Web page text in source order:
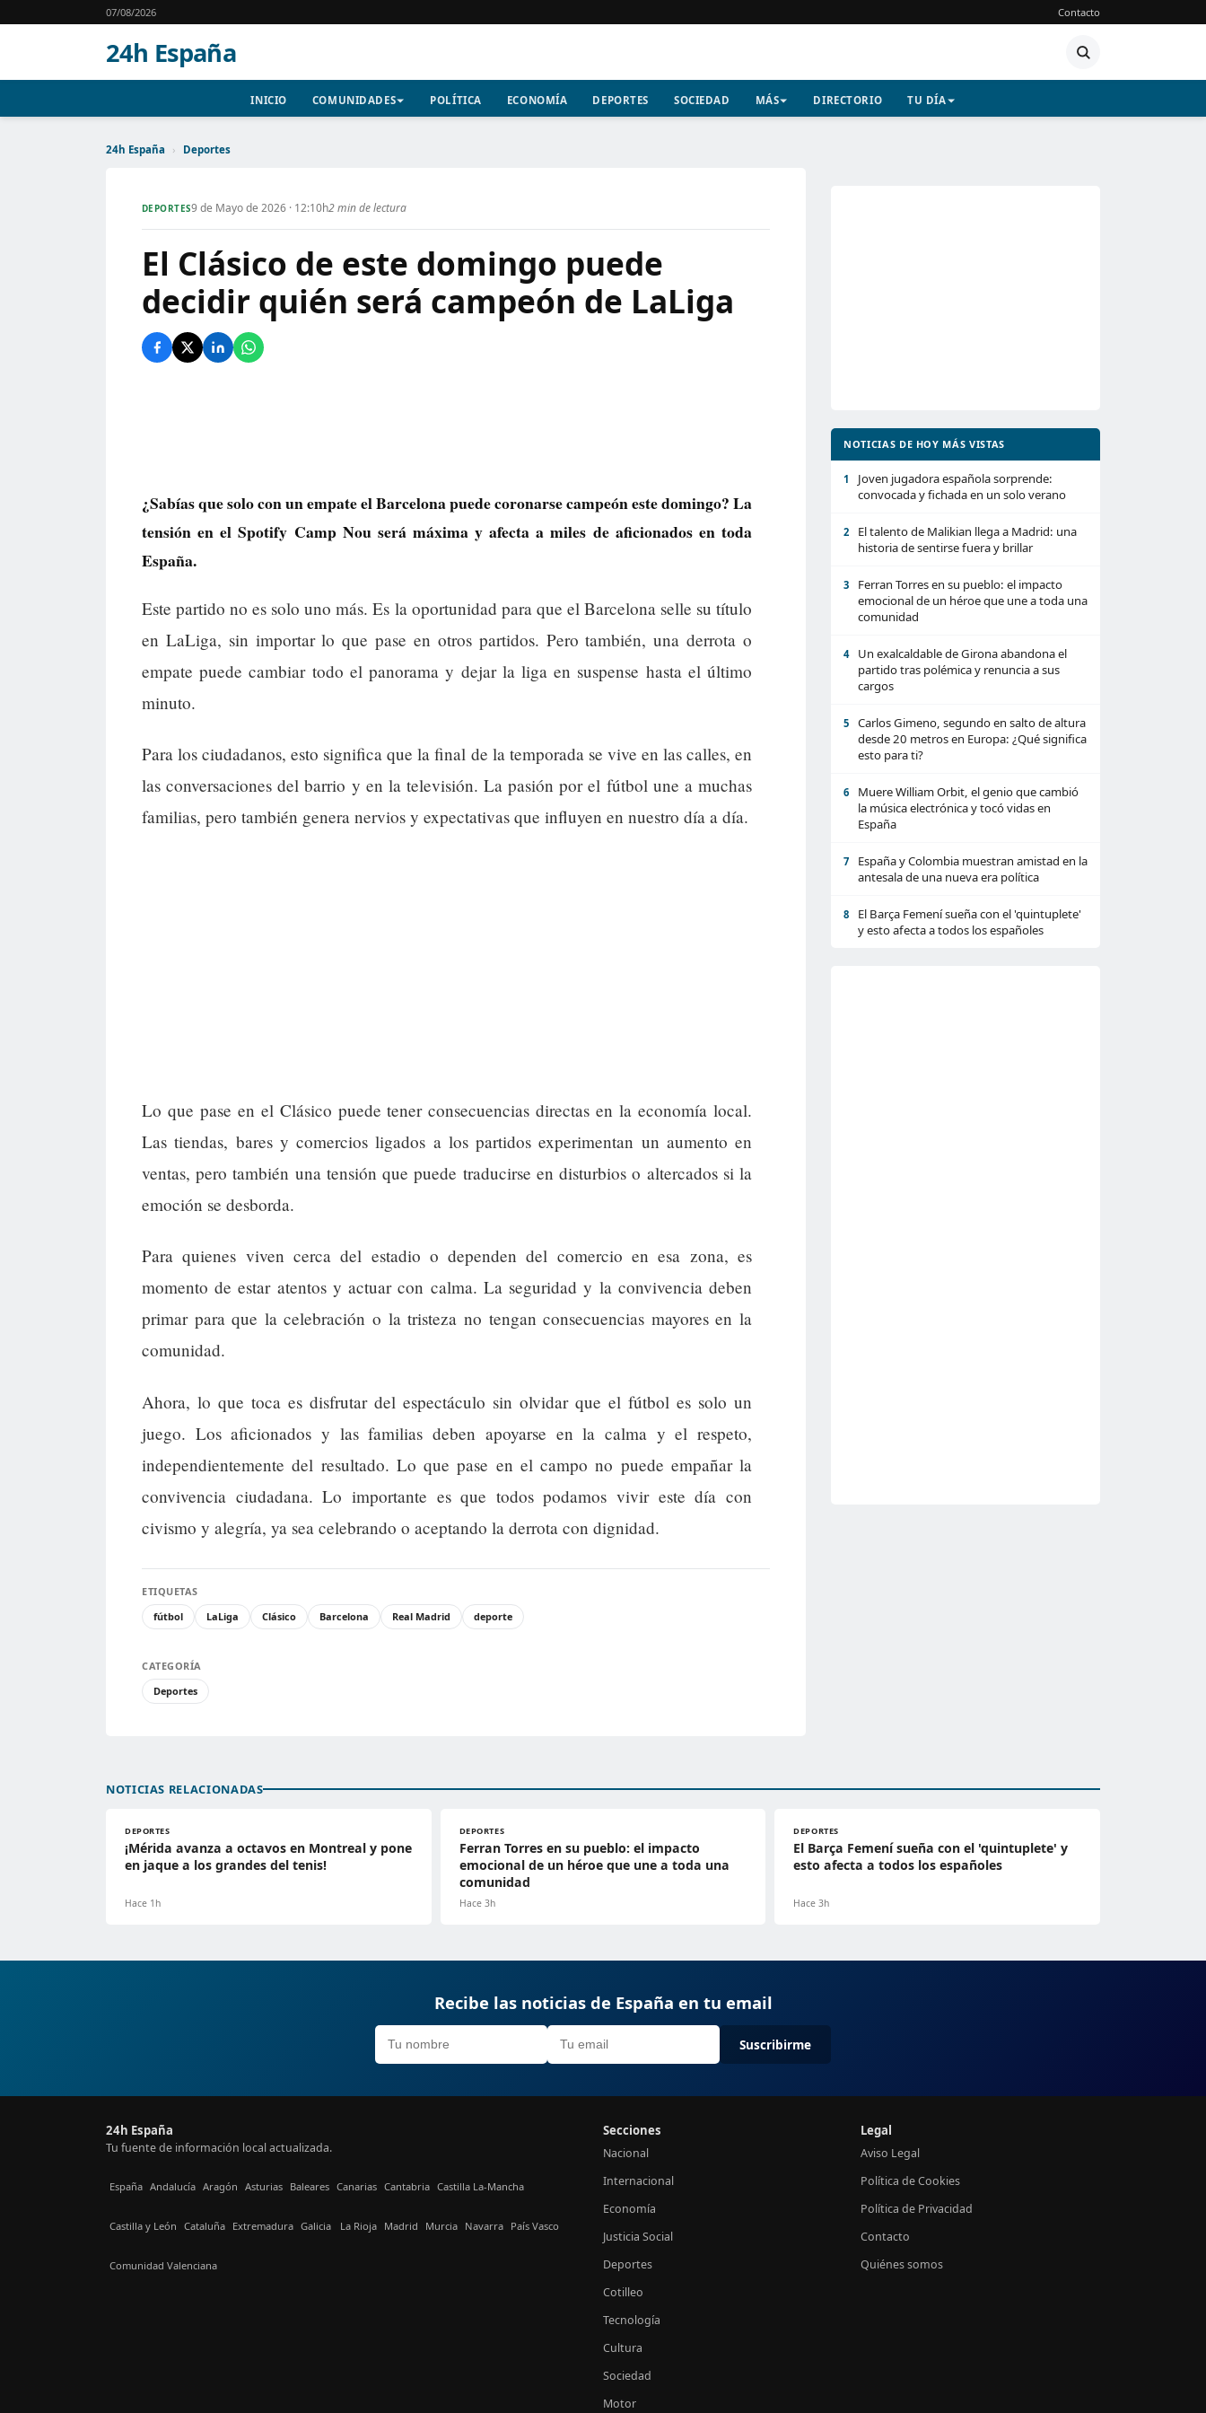
07/08/2026 Contacto
24h España
INICIO COMUNIDADES POLÍTICA ECONOMÍA DEPORTES SOCIEDAD MÁS DIRECTORIO TU DÍA
24h España › Deportes
DEPORTES9 de Mayo de 2026 · 12:10h2 min de lectura
El Clásico de este domingo puede
decidir quién será campeón de LaLiga
¿Sabías que solo con un empate el Barcelona puede coronarse campeón este domingo? La
tensión en el Spotify Camp Nou será máxima y afecta a miles de aficionados en toda
España.
Este partido no es solo uno más. Es la oportunidad para que el Barcelona selle su título
en LaLiga, sin importar lo que pase en otros partidos. Pero también, una derrota o
empate puede cambiar todo el panorama y dejar la liga en suspense hasta el último
minuto.
Para los ciudadanos, esto significa que la final de la temporada se vive en las calles, en
las conversaciones del barrio y en la televisión. La pasión por el fútbol une a muchas
familias, pero también genera nervios y expectativas que influyen en nuestro día a día.
Lo que pase en el Clásico puede tener consecuencias directas en la economía local.
Las tiendas, bares y comercios ligados a los partidos experimentan un aumento en
ventas, pero también una tensión que puede traducirse en disturbios o altercados si la
emoción se desborda.
Para quienes viven cerca del estadio o dependen del comercio en esa zona, es
momento de estar atentos y actuar con calma. La seguridad y la convivencia deben
primar para que la celebración o la tristeza no tengan consecuencias mayores en la
comunidad.
Ahora, lo que toca es disfrutar del espectáculo sin olvidar que el fútbol es solo un
juego. Los aficionados y las familias deben apoyarse en la calma y el respeto,
independientemente del resultado. Lo que pase en el campo no puede empañar la
convivencia ciudadana. Lo importante es que todos podamos vivir este día con
civismo y alegría, ya sea celebrando o aceptando la derrota con dignidad.
ETIQUETAS
fútbol
LaLiga Clásico Barcelona Real Madrid deporte
CATEGORÍA
Deportes
NOTICIAS DE HOY MÁS VISTAS
1
Joven jugadora española sorprende:
convocada y fichada en un solo verano
2
El talento de Malikian llega a Madrid: una
historia de sentirse fuera y brillar
3
Ferran Torres en su pueblo: el impacto
emocional de un héroe que une a toda una
comunidad
4
Un exalcaldable de Girona abandona el
partido tras polémica y renuncia a sus
cargos
5
Carlos Gimeno, segundo en salto de altura
desde 20 metros en Europa: ¿Qué significa
esto para ti?
6
Muere William Orbit, el genio que cambió
la música electrónica y tocó vidas en
España
7
España y Colombia muestran amistad en la
antesala de una nueva era política
8
El Barça Femení sueña con el 'quintuplete'
y esto afecta a todos los españoles
NOTICIAS RELACIONADAS
DEPORTES
¡Mérida avanza a octavos en Montreal y pone
en jaque a los grandes del tenis!
Hace 1h
DEPORTES
Ferran Torres en su pueblo: el impacto
emocional de un héroe que une a toda una
comunidad
Hace 3h
DEPORTES
El Barça Femení sueña con el 'quintuplete' y
esto afecta a todos los españoles
Hace 3h
Recibe las noticias de España en tu email
Suscribirme
24h España
Tu fuente de información local actualizada.
España Andalucía Aragón Asturias Baleares Canarias Cantabria Castilla La-Mancha
Castilla y León Cataluña Extremadura Galicia La Rioja Madrid Murcia Navarra País Vasco
Comunidad Valenciana
Secciones
Nacional
Internacional
Economía
Justicia Social
Deportes
Cotilleo
Tecnología
Cultura
Sociedad
Motor
Legal
Aviso Legal
Política de Cookies
Política de Privacidad
Contacto
Quiénes somos